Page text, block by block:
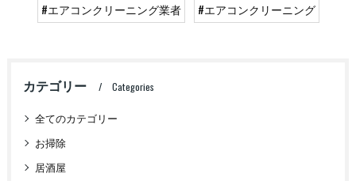
#エアコンクリーニング業者
#エアコンクリーニング
カテゴリー Categories
全てのカテゴリー
お掃除
居酒屋